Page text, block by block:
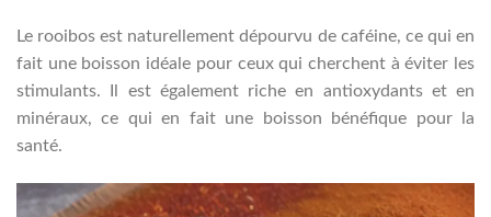
Le rooibos est naturellement dépourvu de caféine, ce qui en
fait une boisson idéale pour ceux qui cherchent à éviter les
stimulants. Il est également riche en antioxydants et en
minéraux, ce qui en fait une boisson bénéfique pour la
santé.